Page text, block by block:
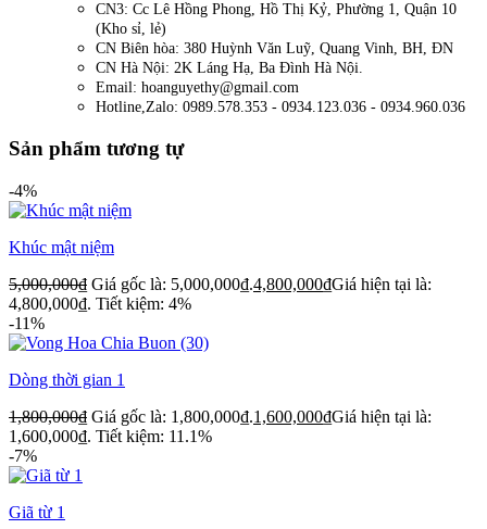
CN3: Cc Lê Hồng Phong, Hồ Thị Kỷ, Phường 1, Quận 10
(Kho sỉ, lẻ)
CN Biên hòa: 380 Huỳnh Văn Luỹ, Quang Vinh, BH, ĐN
CN Hà Nội: 2K Láng Hạ, Ba Đình Hà Nội.
Email: hoanguyethy@gmail.com
Hotline,Zalo: 0989.578.353 - 0934.123.036 - 0934.960.036
Sản phẩm tương tự
-4%
Khúc mật niệm
5,000,000₫ Giá gốc là: 5,000,000₫.4,800,000₫Giá hiện tại là:
4,800,000₫. Tiết kiệm: 4%
-11%
Dòng thời gian 1
1,800,000₫ Giá gốc là: 1,800,000₫.1,600,000₫Giá hiện tại là:
1,600,000₫. Tiết kiệm: 11.1%
-7%
Giã từ 1